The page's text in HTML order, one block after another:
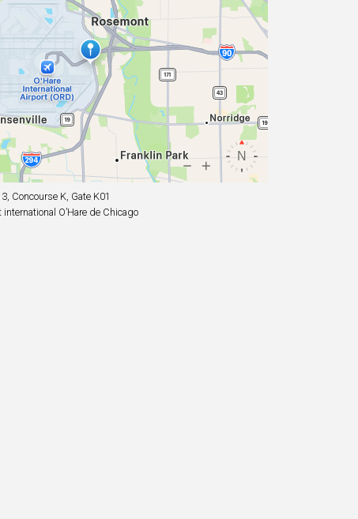
Concourse K, Gate K01
international O’Hare de Chicago